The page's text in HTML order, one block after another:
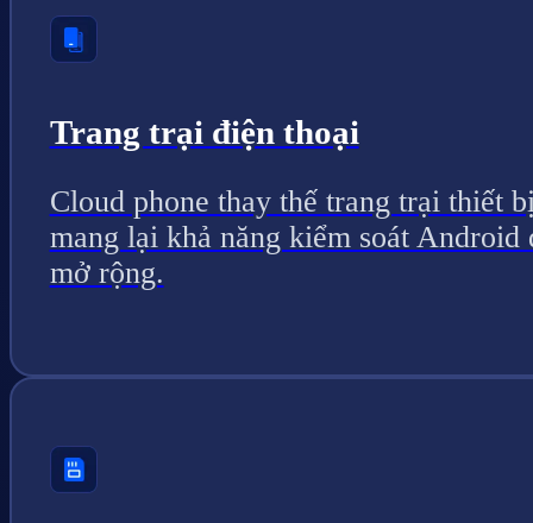
Trang trại điện thoại
Cloud phone thay thế trang trại thiết
mang lại khả năng kiểm soát Android
mở rộng.